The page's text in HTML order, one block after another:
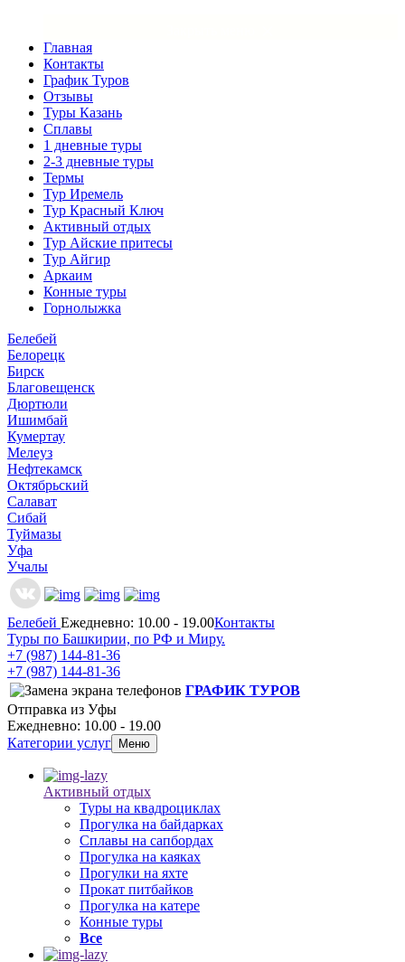
Главная
Контакты
График Туров
Отзывы
Туры Казань
Сплавы
1 дневные туры
2-3 дневные туры
Термы
Тур Иремель
Тур Красный Ключ
Активный отдых
Тур Айские притесы
Тур Айгир
Аркаим
Конные туры
Горнолыжка
Белебей
Белорецк
Бирск
Благовещенск
Дюртюли
Ишимбай
Кумертау
Мелеуз
Нефтекамск
Октябрьский
Салават
Сибай
Туймазы
Уфа
Учалы
Белебей Ежедневно: 10.00 - 19.00Контакты
Туры по Башкирии, по РФ и Миру.
+7 (987) 144-81-36
+7 (987) 144-81-36
ГРАФИК ТУРОВ
Отправка из Уфы
Ежедневно: 10.00 - 19.00
Категории услуг
Меню
Активный отдых
Туры на квадроциклах
Прогулка на байдарках
Сплавы на сапбордах
Прогулка на каяках
Прогулки на яхте
Прокат питбайков
Прогулка на катере
Конные туры
Все